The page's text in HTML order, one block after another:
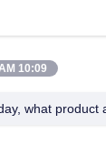
10:09 AM
what product